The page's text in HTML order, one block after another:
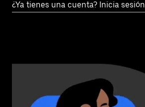
¿Ya tienes una cuenta? Inicia sesión